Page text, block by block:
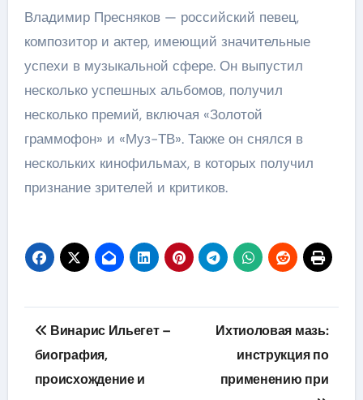
Владимир Пресняков — российский певец,
композитор и актер, имеющий значительные
успехи в музыкальной сфере. Он выпустил
несколько успешных альбомов, получил
несколько премий, включая «Золотой
граммофон» и «Муз-ТВ». Также он снялся в
нескольких кинофильмах, в которых получил
признание зрителей и критиков.
Навигация
по
записям
Винарис Ильегет –
биография,
происхождение и
Ихтиоловая мазь:
инструкция по
применению при